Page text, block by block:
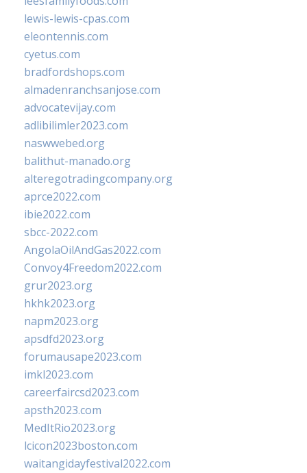
lewis-lewis-cpas.com
eleontennis.com
cyetus.com
bradfordshops.com
almadenranchsanjose.com
advocatevijay.com
adlibilimler2023.com
naswwebed.org
balithut-manado.org
alteregotradingcompany.org
aprce2022.com
ibie2022.com
sbcc-2022.com
AngolaOilAndGas2022.com
Convoy4Freedom2022.com
grur2023.org
hkhk2023.org
napm2023.org
apsdfd2023.org
forumausape2023.com
imkl2023.com
careerfaircsd2023.com
apsth2023.com
MedItRio2023.org
lcicon2023boston.com
waitangidayfestival2022.com